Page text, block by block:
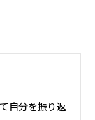
自分を振り返